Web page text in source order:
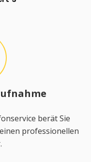
berät Sie
professionellen